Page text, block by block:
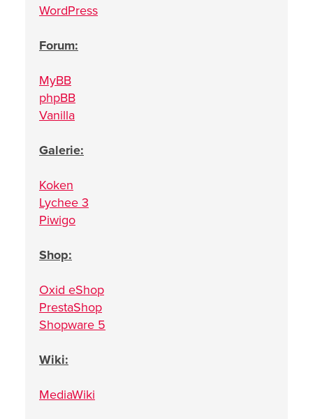
WordPress
Forum:
MyBB
phpBB
Vanilla
Galerie:
Koken
Lychee 3
Piwigo
Shop:
Oxid eShop
PrestaShop
Shopware 5
Wiki:
MediaWiki